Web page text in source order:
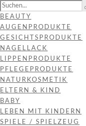
BEAUTY
AUGENPRODUKTE
GESICHTSPRODUKTE
NAGELLACK
LIPPENPRODUKTE
PFLEGEPRODUKTE
NATURKOSMETIK
ELTERN & KIND
BABY
LEBEN MIT KINDERN
SPIELE / SPIELZEUG